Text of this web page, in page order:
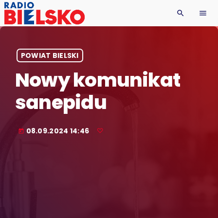
search menu
POWIAT BIELSKI
Nowy komunikat
sanepidu
today 08.09.2024 14:46